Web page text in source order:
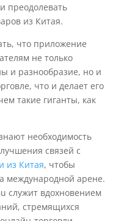
преодолевать
из Китая.
что приложение
не только
и разнообразие, но и
что и делает его
такие гиганты, как
необходимость
связей с
из Китая, чтобы
международной арене.
служит вдохновением
стремящихся